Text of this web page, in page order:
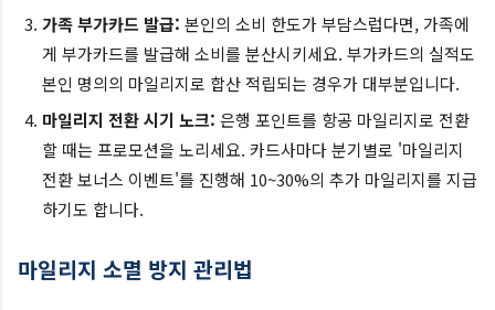
가족 부가카드 발급: 본인의 소비 한도가 부담스럽다면, 가족에
게 부가카드를 발급해 소비를 분산시키세요. 부가카드의 실적도
본인 명의의 마일리지로 합산 적립되는 경우가 대부분입니다.
마일리지 전환 시기 노크: 은행 포인트를 항공 마일리지로 전환
할 때는 프로모션을 노리세요. 카드사마다 분기별로 '마일리지
전환 보너스 이벤트'를 진행해 10~30%의 추가 마일리지를 지급
하기도 합니다.
마일리지 소멸 방지 관리법